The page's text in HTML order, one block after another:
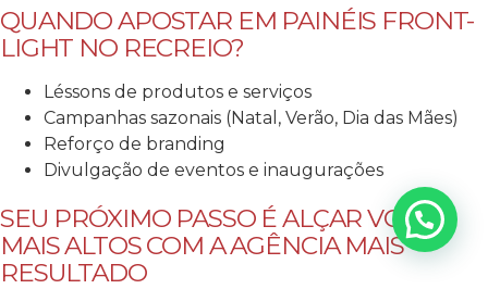
QUANDO APOSTAR EM PAINÉIS FRONT-
LIGHT NO RECREIO?
Léssons de produtos e serviços
Campanhas sazonais (Natal, Verão, Dia das Mães)
Reforço de branding
Divulgação de eventos e inaugurações
SEU PRÓXIMO PASSO É ALÇAR VOOS
MAIS ALTOS COM A AGÊNCIA MAIS
RESULTADO